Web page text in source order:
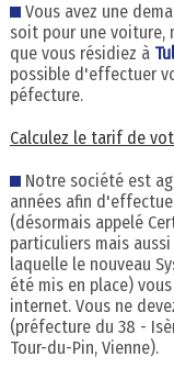
Vous avez une
soit pour une voiture,
que vous résidiez à
possible d'effectuer
péfecture.
Calculez le tarif de
Notre société est
années afin
(désormais appelé
particuliers mais
laquelle le nouveau
été mis en place)
internet. Vous ne
(préfecture du 38 -
Tour-du-Pin, Vienne).